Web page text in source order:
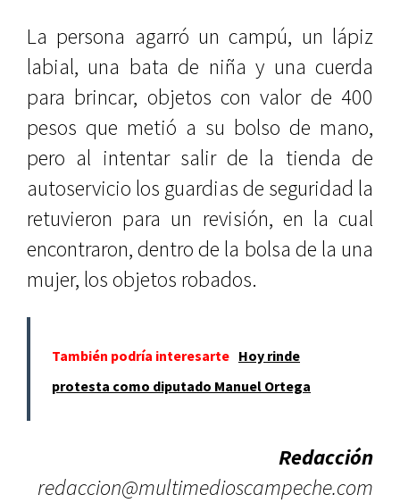
La persona agarró un campú, un lápiz
labial, una bata de niña y una cuerda
para brincar, objetos con valor de 400
pesos que metió a su bolso de mano,
pero al intentar salir de la tienda de
autoservicio los guardias de seguridad la
retuvieron para un revisión, en la cual
encontraron, dentro de la bolsa de la una
mujer, los objetos robados.
También podría interesarte Hoy rinde
protesta como diputado Manuel Ortega
Redacción
redaccion@multimedioscampeche.com